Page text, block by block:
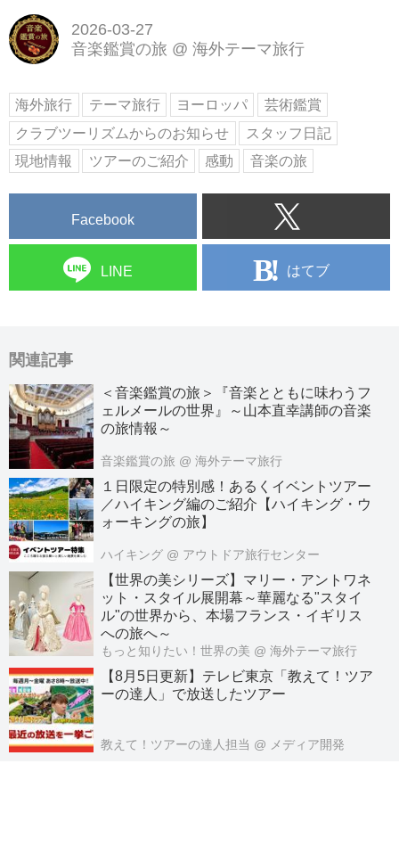
2026-03-27
音楽鑑賞の旅 @ 海外テーマ旅行
海外旅行 テーマ旅行 ヨーロッパ
芸術鑑賞
クラブツーリズムからのお知らせ
スタッフ日記
現地情報
ツアーのご紹介 感動 音楽の旅
Facebook
LINE はてブ
関連記事
＜音楽鑑賞の旅＞『音楽とともに味わうフ
ェルメールの世界』～山本直幸講師の音楽
の旅情報～
音楽鑑賞の旅 @ 海外テーマ旅行
１日限定の特別感！あるくイベントツアー
／ハイキング編のご紹介【ハイキング・ウ
ォーキングの旅】
ハイキング @ アウトドア旅行センター
【世界の美シリーズ】マリー・アントワネ
ット・スタイル展開幕～華麗なる"スタイ
ル"の世界から、本場フランス・イギリス
への旅へ～
もっと知りたい！世界の美 @ 海外テーマ旅行
【8月5日更新】テレビ東京「教えて！ツア
ーの達人」で放送したツアー
教えて！ツアーの達人担当 @ メディア開発